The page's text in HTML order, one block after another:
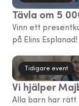
Tävla om 5
Vinn ett
på Elins Esplanad!
Tidigare event
Vi hjälper
Alla barn har rätt